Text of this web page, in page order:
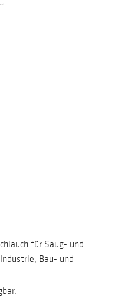
für Saug- und
Bau- und